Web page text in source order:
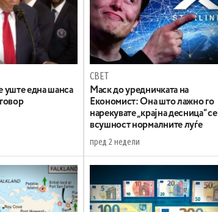
уште една шанса
СВЕТ
Маск до уредничката на
Економист: Она што лажно го
нарекувате „крајна десница“ се
всушност нормалните луѓе
пред 2 недели